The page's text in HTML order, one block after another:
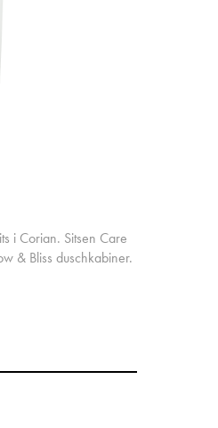
i Corian. Sitsen Care
& Bliss duschkabiner.